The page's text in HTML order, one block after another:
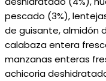
pescado (3%),
de guisante, almidón
calabaza entera
manzanas enteras
achicoria